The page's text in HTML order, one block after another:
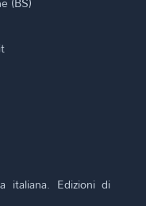
italiana. Edizioni di